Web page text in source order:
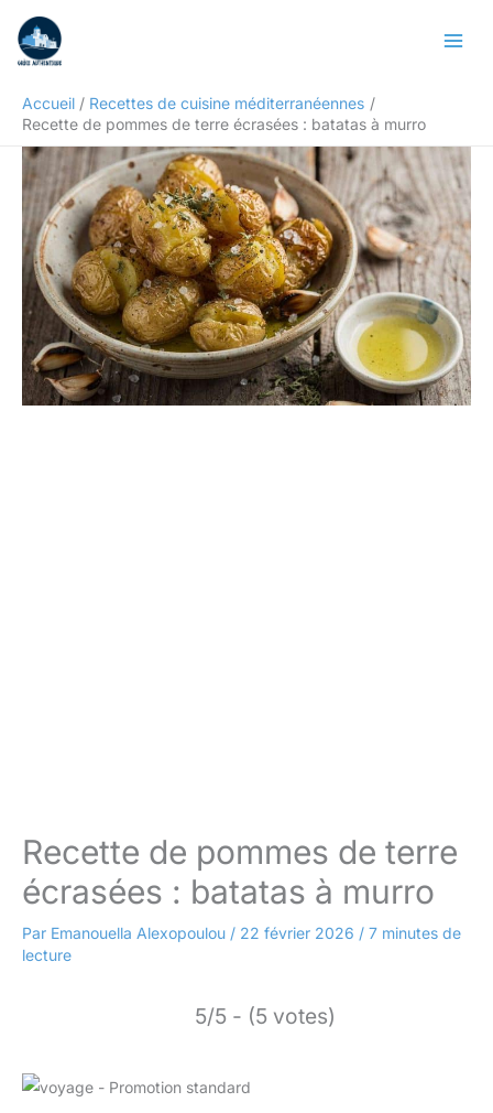
contenu
Accueil
Recettes de cuisine méditerranéennes
Recette de pommes de terre écrasées : batatas à murro
Recette de pommes de terre
écrasées : batatas à murro
Par Emanouella Alexopoulou / 22 février 2026 / 7 minutes de
lecture
5/5 - (5 votes)
Rechercher